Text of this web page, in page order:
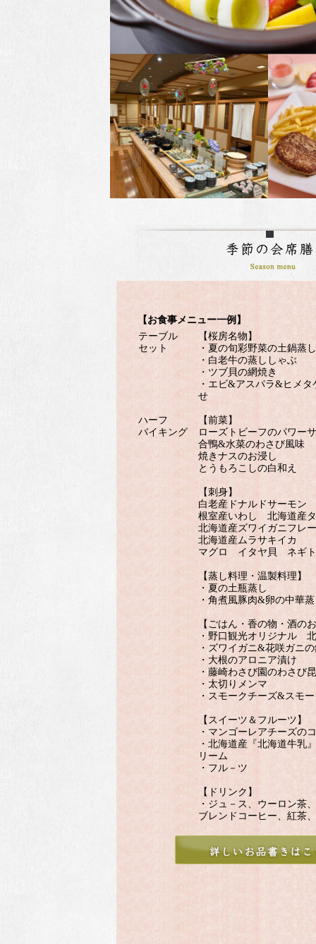
【お食事メニュー一例】
テーブル
セット
ハーフ
バイキング
【桜房名物】
・夏の旬彩野菜の土鍋蒸し
・白老牛の蒸ししゃぶ
・ツブ貝の網焼き
・エビ&アスパラ&ヒメ
せ
【前菜】
ローズトビーフのパワー
合鴨&水菜のわさび風味
焼きナスのお浸し
とうもろこしの白和え
【刺身】
白老産ドナルドサーモン
根室産いわし 北海道産
北海道産ズワイガニフレ
北海道産ムラサキイカ
マグロ イタヤ貝 ネギ
【蒸し料理・温製料理】
・夏の土瓶蒸し
・角煮風豚肉&卵の中華
【ごはん・香の物・酒の
・野口観光オリジナル
・ズワイガニ&花咲ガニ
・大根のアロニア漬け
・藤崎わさび園のわさび
・太切りメンマ
・スモークチーズ&スモ
【スイーツ＆フルーツ】
・マンゴーレアチーズの
・北海道産『北海道牛乳
リーム
・フル－ツ
【ドリンク】
・ジュ－ス、ウーロン茶
ブレンドコーヒー、紅茶